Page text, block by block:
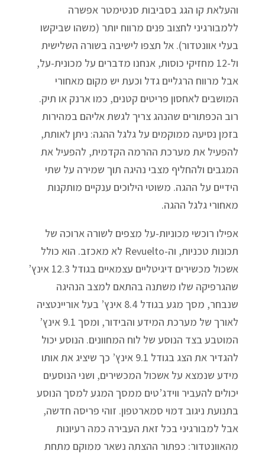
והעלאת קו הגג בסביבות סנטימטר אפשרה
ללמבורגיני לחצוב פנים מרווח יותר (משהו שביקשו
בעלי אוונטדור). אל תצפו לישיבה בשורה השלישית
ול-12 מחזיקי כוסות, אנחנו מדברים על מכונית-על,
אבל מרווח הרגליים גדל וכעת יש מקום מאחורי
המושבים לאחסון פריטים קטנים, כמו ארנק או תיק.
רוב הכפתורים שהנהג צריך לגשת אליהם במהירות
בזמן נסיעה ממוקמים על גלגל ההגה: ניתן לאותת,
להפעיל את מערכת ההרמה הקדמית, להפעיל את
המגבים ולהחליף מצבי נהיגה תוך שמירה על שתי
הידיים על ההגה. משוטי הילוכים ענקיים מותקנות
מאחורי גלגל ההגה.
אפילו רוכשי מכוניות-על מצפים לשורה ארוכה של
תכונות טכניות, וה-Revuelto לא מאכזב. הוא כולל
אשכול מכשירים דיגיטליים עצמאיים בגודל 12.3 אינץ’
שהגרפיקה שלו משתנה בהתאם למצב הנהיגה
שנבחר, מסך מגע בגודל 8.4 אינץ’ בעל אוריינטציה
לאורך של מערכת המידע והבידור, ומסך 9.1 אינץ’
המוטבע בצד הנוסע של לוח המחוונים. הנוסע יכול
להגדיר את הצג בגודל 9.1 אינץ’ כך שיציג את אותו
מידע שנמצא על אשכול המכשירים, ושני הנוסעים
יכולים להעביר ווידג’טים ממסך המגע למסך הנוסע
בתנועת ניגוב דמוי סמארטפון. זוהי פריסה חדשה,
אבל למבורגיני בכל זאת העבירה כמה רעיונות
מהאוונטדור: כפתור ההצתה נשאר ממוקם מתחת